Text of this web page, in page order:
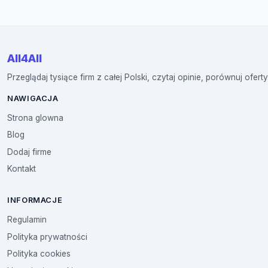
All4All
Przeglądaj tysiące firm z całej Polski, czytaj opinie, porównuj
NAWIGACJA
Strona glowna
Blog
Dodaj firme
Kontakt
INFORMACJE
Regulamin
Polityka prywatności
Polityka cookies